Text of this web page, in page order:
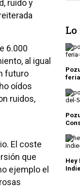
ruido y
6.000
al igual
futuro
oídos
ruidos,
El coste
que
ejemplo el
Lo
Hey